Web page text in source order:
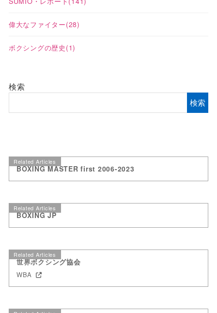
偉大なファイター(28)
ボクシングの歴史 (1)
検索
検索
Related Articles
BOXING MASTER first 2006-2023
Related Articles
BOXING JP
Related Articles
世界ボクシング協会
WBA